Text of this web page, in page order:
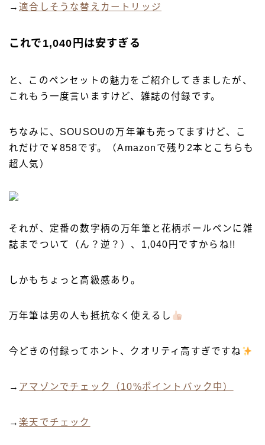
→適合しそうな替えカートリッジ
これで1,040円は安すぎる
と、このペンセットの魅力をご紹介してきましたが、
これもう一度言いますけど、雑誌の付録です。
ちなみに、SOUSOUの万年筆も売ってますけど、こ
れだけで￥858です。（Amazonで残り2本とこちらも
超人気）
それが、定番の数字柄の万年筆と花柄ボールペンに雑
誌までついて（ん？逆？）、1,040円ですからね!!
しかもちょっと高級感あり。
万年筆は男の人も抵抗なく使えるし
今どきの付録ってホント、クオリティ高すぎですね
→ アマゾンでチェック（10%ポイントバック中）
→楽天でチェック